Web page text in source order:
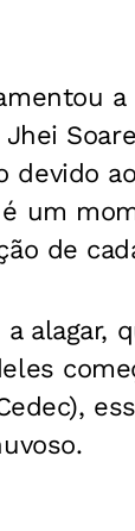
devido
um
de
alagar,